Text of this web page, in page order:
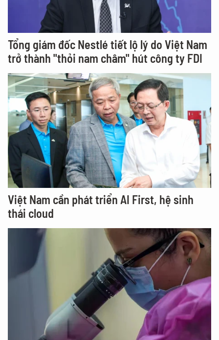
Tổng giám đốc Nestlé tiết lộ lý do Việt Nam
trở thành "thỏi nam châm" hút công ty FDI
Việt Nam cần phát triển AI First, hệ sinh
thái cloud